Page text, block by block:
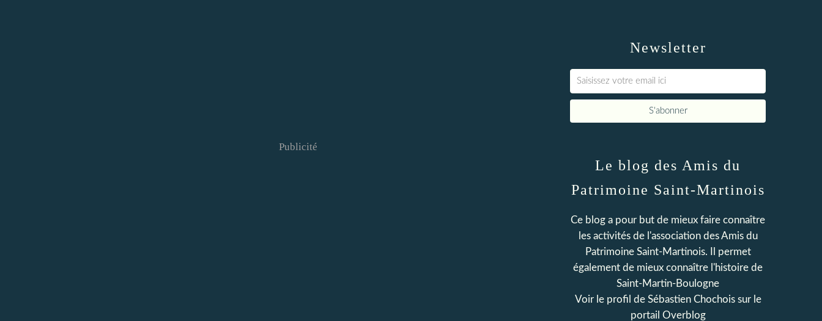
Publicité
Newsletter
Le blog des Amis du
Patrimoine Saint-Martinois
Ce blog a pour but de mieux faire connaître
les activités de l'association des Amis du
Patrimoine Saint-Martinois. Il permet
également de mieux connaître l'histoire de
Saint-Martin-Boulogne
Voir le profil de Sébastien Chochoissur le
portail Overblog